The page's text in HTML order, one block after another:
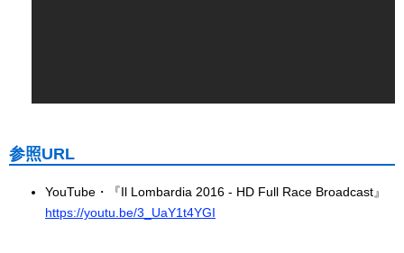
参照URL
YouTube・『Il Lombardia 2016 - HD Full Race Broadcast』
https://youtu.be/3_UaY1t4YGI